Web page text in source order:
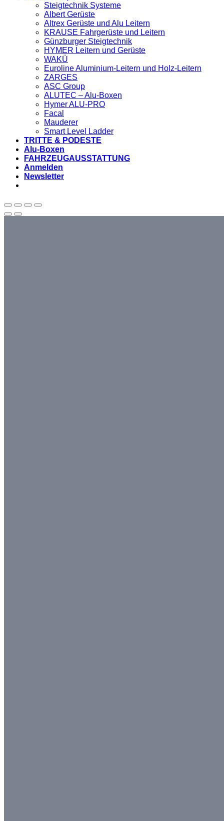
Steigtechnik Systeme
Albert Gerüste
Altrex Gerüste und Alu Leitern
KRAUSE Fahrgerüste und Leitern
Günzburger Steigtechnik
HYMER Leitern und Gerüste
WAKÜ
Euroline Aluminium-Leitern und Holz-Leitern
ZARGES
ASC Group
ALUTEC – Alu-Boxen
Hymer ALU-PRO
Facal
Mauderer
Smart Level Ladder
TRITTE & PODESTE
Alu-Boxen
FAHRZEUGAUSSTATTUNG
Anmelden
Newsletter